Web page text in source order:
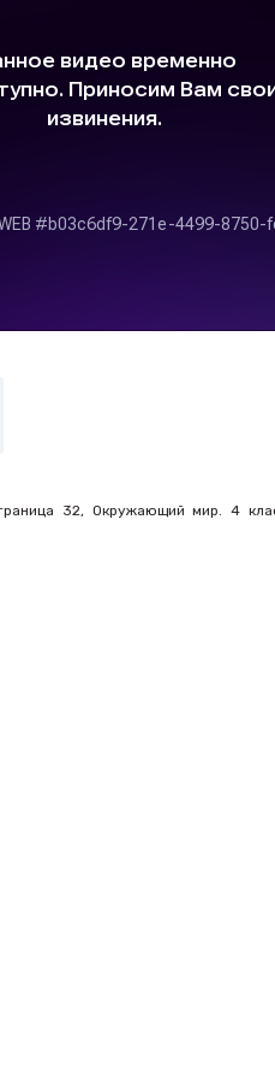
32, Окружающий мир. 4